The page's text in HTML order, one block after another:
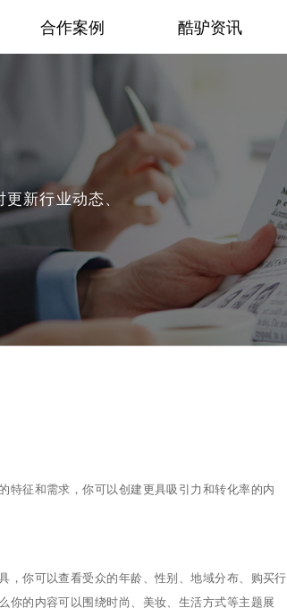
合作案例 酷驴资讯
新行业动态、
征和需求，你可以创建更具吸引力和转化率的内
你可以查看受众的年龄、性别、地域分布、购买行
你的内容可以围绕时尚、美妆、生活方式等主题展